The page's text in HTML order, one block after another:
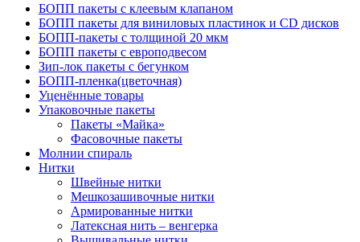
БОПП пакеты с клеевым клапаном
БОПП пакеты для виниловых пластинок и CD дисков
БОПП-пакеты с толщиной 20 мкм
БОПП пакеты с европодвесом
Зип-лок пакеты с бегунком
БОПП-пленка(цветочная)
Уценённые товары
Упаковочные пакеты
Пакеты «Майка»
Фасовочные пакеты
Молнии спираль
Нитки
Швейные нитки
Мешкозашивочные нитки
Армированные нитки
Латексная нить – венгерка